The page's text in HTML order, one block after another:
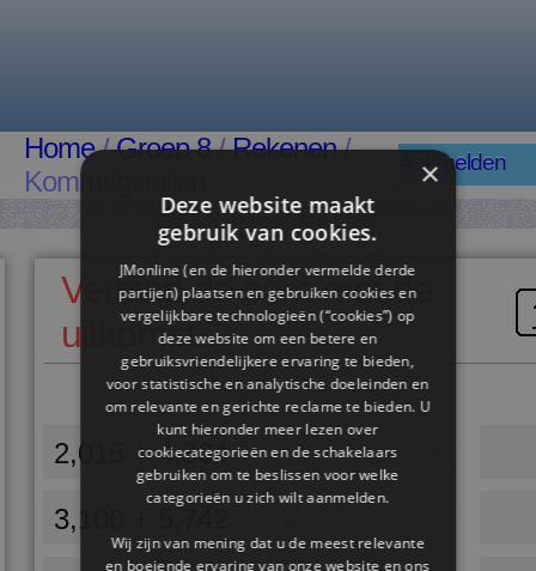
Home/Groep 8/Rekenen/
Kommagetallen
Aanmelden
Verbind de som met de
uitkomst
2,015 + 4,364
3,100 + 5,742
×
Deze website maakt
gebruik van cookies.
JMonline (en de hieronder vermelde derde
partijen) plaatsen en gebruiken cookies en
vergelijkbare technologieën (“cookies”) op
deze website om een ​​betere en
gebruiksvriendelijkere ervaring te bieden,
voor statistische en analytische doeleinden en
om relevante en gerichte reclame te bieden. U
kunt hieronder meer lezen over
cookiecategorieën en de schakelaars
gebruiken om te beslissen voor welke
categorieën u zich wilt aanmelden.
Wij zijn van mening dat u de meest relevante
en boeiende ervaring van onze website en ons